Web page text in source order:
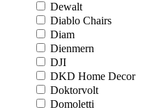
Dewalt
Diablo Chairs
Diam
Dienmern
DJI
DKD Home Decor
Doktorvolt
Domoletti